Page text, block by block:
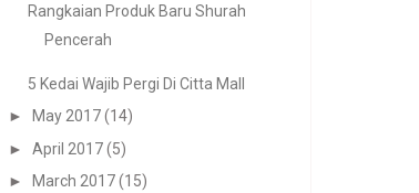
Rangkaian Produk Baru Shurah
Pencerah
5 Kedai Wajib Pergi Di Citta Mall
►
May 2017 (14)
► April 2017 (5)
►
March 2017 (15)